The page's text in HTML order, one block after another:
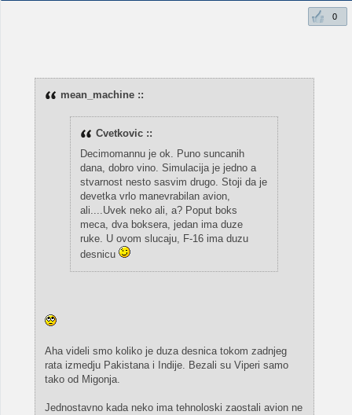
0
mean_machine ::
Cvetkovic ::
Decimomannu je ok. Puno suncanih
dana, dobro vino. Simulacija je jedno a
stvarnost nesto sasvim drugo. Stoji da je
devetka vrlo manevrabilan avion,
ali....Uvek neko ali, a? Poput boks
meca, dva boksera, jedan ima duze
ruke. U ovom slucaju, F-16 ima duzu
desnicu
Aha videli smo koliko je duza desnica tokom zadnjeg
rata izmedju Pakistana i Indije. Bezali su Viperi samo
tako od Migonja.
Jednostavno kada neko ima tehnoloski zaostali avion ne